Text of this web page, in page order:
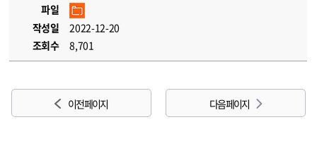
파일
작성일
2022-12-20
조회수
8,701
이전 페이지 다음 페이지